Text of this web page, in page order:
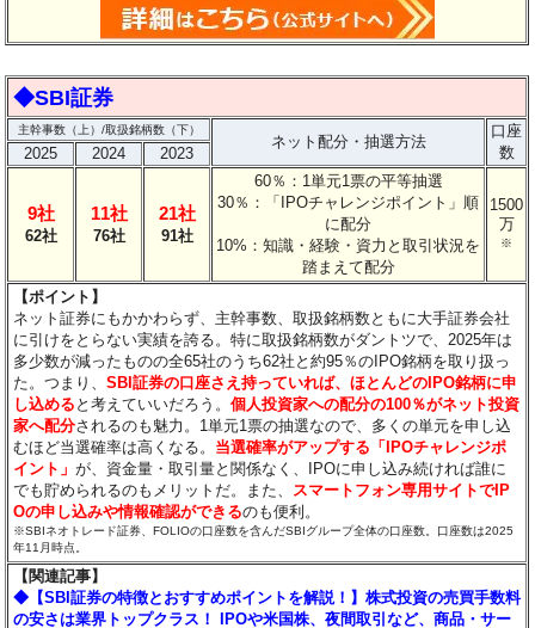
◆SBI証券
主幹事数（上）/取扱銘柄数（下）
ネット配分・抽選方法
口座
数
2025 2024 2023
9社
62社
11社
76社
21社
91社
60％：1単元1票の平等抽選
30％：「IPOチャレンジポイント」順
に配分
10%：知識・経験・資力と取引状況を
踏まえて配分
1500
万
※
【ポイント】
ネット証券にもかかわらず、主幹事数、取扱銘柄数ともに大手証券会社
に引けをとらない実績を誇る。特に取扱銘柄数がダントツで、2025年は
多少数が減ったものの全65社のうち62社と約95％のIPO銘柄を取り扱っ
た。つまり、SBI証券の口座さえ持っていれば、ほとんどのIPO銘柄に申
し込める と考えていいだろう。個人投資家への配分の100％がネット投資
家へ配分されるのも魅力。1単元1票の抽選なので、多くの単元を申し込
むほど当選確率は高くなる。 当選確率がアップする「IPOチャレンジポ
イント」が、資金量・取引量と関係なく、IPOに申し込み続ければ誰に
でも貯められるのもメリットだ。また、 スマートフォン専用サイトでIP
Oの申し込みや情報確認ができるのも便利。
※SBIネオトレード証券、FOLIOの口座数を含んだSBIグループ全体の口座数。口座数は2025
年11月時点。
【関連記事】
◆【SBI証券の特徴とおすすめポイントを解説！】株式投資の売買手数料
の安さは業界トップクラス！ IPOや米国株、夜間取引など、商品・サー